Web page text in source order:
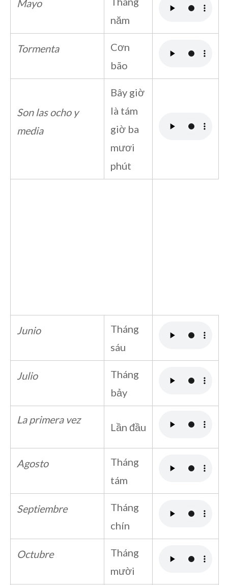
Mayo
năm
Tormenta
Cơn
bão
Son las ocho y
media
Bây giờ
là tám
giờ ba
mươi
phút
Junio
Tháng
sáu
Julio
Tháng
bảy
La primera vez
Lần đầu
Agosto
Tháng
tám
Septiembre
Tháng
chín
Octubre
Tháng
mười